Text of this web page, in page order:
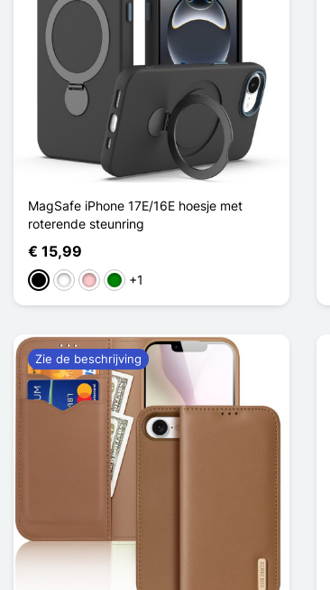
MagSafe iPhone 17E/16E hoesje met
roterende steunring
€ 15,99
ZwartWit RozeGroen
+1
Zie de beschrijving